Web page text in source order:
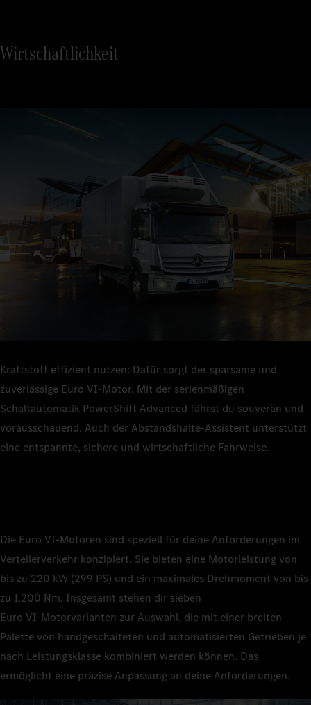
Mit seinen robusten und bewährten Komponenten bietet dir der
Atego Technik, auf die du dich verlassen kannst – egal ob in
engen Durchfahrten, Hinterhöfen oder im Stop‑and‑go-
Stadtverkehr.
Mit dem Atego kannst du deine Fahrzeugauslastung und -
nutzung steigern und länger auf der Straße bleiben. Sein
Kraftstoffverbrauch ist niedrig – die Gesamtkosten sind es
auch.
Wirtschaftlichkeit
Kraftstoff effizient nutzen: Dafür sorgt der sparsame und
zuverlässige Euro VI‑Motor. Mit der serienmäßigen
Schaltautomatik PowerShift Advanced fährst du souverän und
vorausschauend. Auch der Abstandshalte-Assistent unterstützt
eine entspannte, sichere und wirtschaftliche Fahrweise.
Die Euro VI‑Motoren sind speziell für deine Anforderungen im
Verteilerverkehr konzipiert. Sie bieten eine Motorleistung von
bis zu 220 kW (299 PS) und ein maximales Drehmoment von bis
zu 1.200 Nm. Insgesamt stehen dir sieben
Euro VI‑Motorvarianten zur Auswahl, die mit einer breiten
Palette von handgeschalteten und automatisierten Getrieben je
nach Leistungsklasse kombiniert werden können. Das
ermöglicht eine präzise Anpassung an deine Anforderungen.